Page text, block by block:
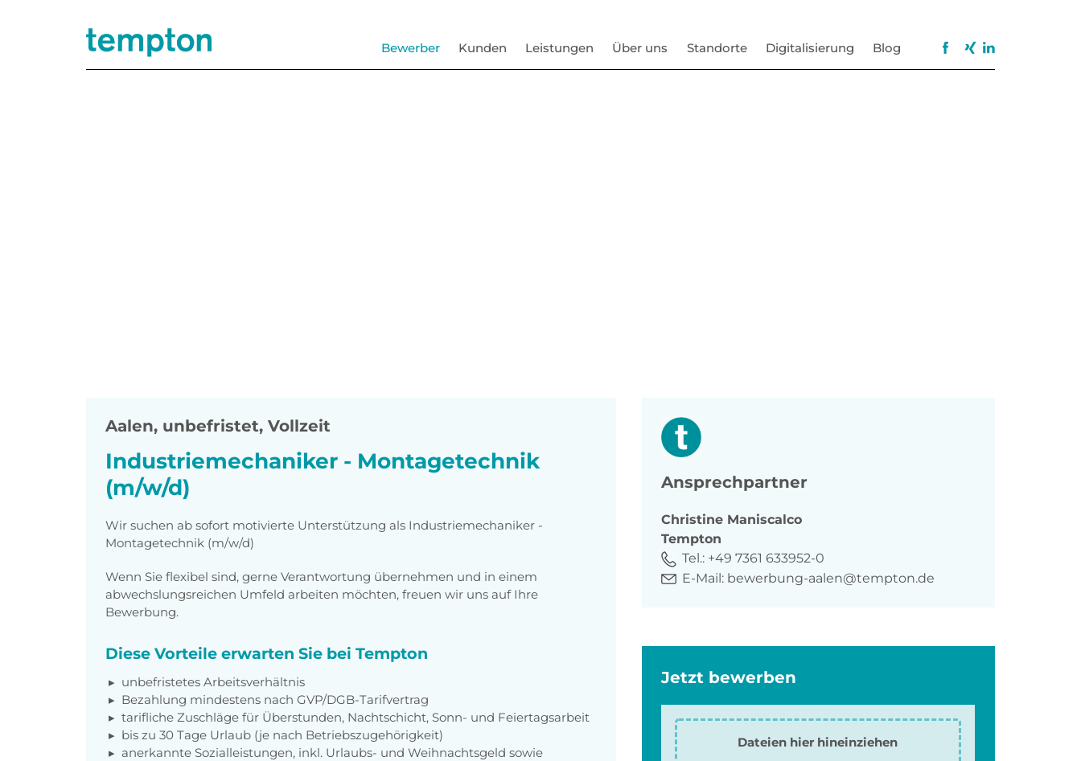
Bewerber Kunden Leistungen Über uns Standorte Digitalisierung Blog
Aalen, unbefristet, Vollzeit
Industriemechaniker - Montagetechnik
(m/w/d)
Wir suchen ab sofort motivierte Unterstützung als Industriemechaniker -
Montagetechnik (m/w/d)
Wenn Sie flexibel sind, gerne Verantwortung übernehmen und in einem
abwechslungsreichen Umfeld arbeiten möchten, freuen wir uns auf Ihre
Bewerbung.
Diese Vorteile erwarten Sie bei Tempton
unbefristetes Arbeitsverhältnis
Bezahlung mindestens nach GVP/DGB-Tarifvertrag
tarifliche Zuschläge für Überstunden, Nachtschicht, Sonn- und Feiertagsarbeit
bis zu 30 Tage Urlaub (je nach Betriebszugehörigkeit)
anerkannte Sozialleistungen, inkl. Urlaubs- und Weihnachtsgeld sowie
Ansprechpartner
Christine Maniscalco
Tempton
Tel.: +49 7361 633952-0
E-Mail: bewerbung-aalen@tempton.de
Jetzt bewerben
Dateien hier hineinziehen